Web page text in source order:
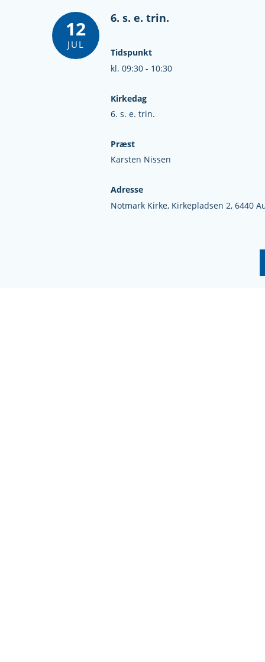
12
JUL
6. s. e. trin.
Tidspunkt
kl. 09:30 - 10:30
Kirkedag
6. s. e. trin.
Præst
Karsten Nissen
Adresse
Notmark Kirke, Kirkepladsen 2,6440